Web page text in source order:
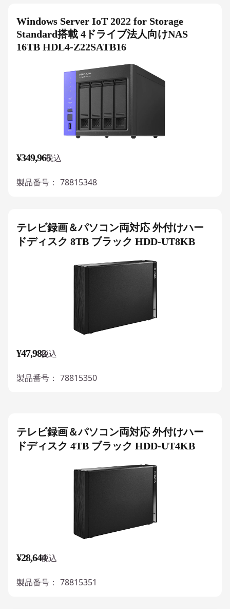
Windows Server IoT 2022 for Storage
Standard搭載 4ドライブ法人向けNAS
16TB HDL4-Z22SATB16
¥349,965税込
製品番号： 78815348
テレビ録画＆パソコン両対応 外付けハー
ドディスク 8TB ブラック HDD-UT8KB
¥47,982税込
製品番号： 78815350
テレビ録画＆パソコン両対応 外付けハー
ドディスク 4TB ブラック HDD-UT4KB
¥28,644税込
製品番号： 78815351